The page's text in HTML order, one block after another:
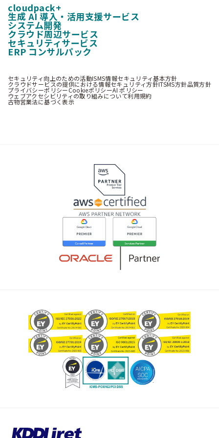
cloudpack+
生成 AI 導入・活用支援サービス
システム開発
クラウド周辺サービス
セキュリティサービス
ERP コンサルパック
セキュリティ向上のための活動ISMS情報セキュリティ基本方針
クラウドサービスの提供における情報セキュリティ方針ITSMS方針品質方針
プライバシーポリシーCookieポリシーAI ポリシー
ウェブアクセシビリティの取り組みについて利用規約
古物営業法に基づく表示